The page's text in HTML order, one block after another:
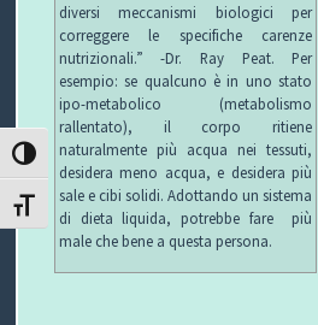
ATTIVA/DISATTIVA ALTO CONTRASTO
ATTIVA/DISATTIVA DIMENSIONE TESTO
diversi meccanismi biologici per
correggere le specifiche carenze
nutrizionali.” -Dr. Ray Peat. Per
esempio: se qualcuno è in uno stato
ipo-metabolico (metabolismo
rallentato), il corpo ritiene
naturalmente più acqua nei tessuti,
desidera meno acqua, e desidera più
sale e cibi solidi. Adottando un sistema
di dieta liquida, potrebbe fare più
male che bene a questa persona.